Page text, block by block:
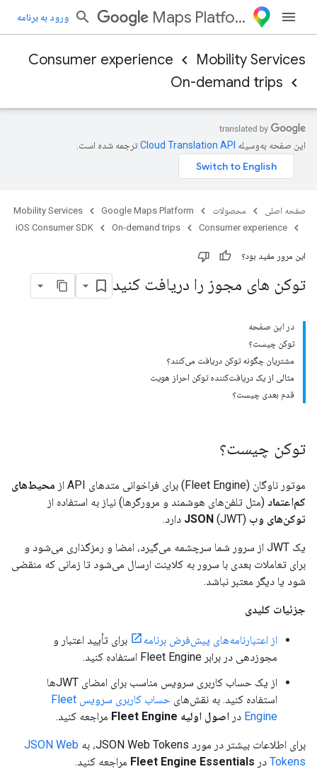
Maps Platform ورود به برنامه
Mobility Services
Consumer experience
On-demand trips
این صفحه به‌وسیله ترجمه شده است.
صفحه اصلی محصولات Google Maps Platform
Mobility Services
Consumer experience
On-demand trips
iOS Consumer SDK
این مرور مفید بود؟
توکن های مجوز را دریافت کنید
در این صفحه
توکن چیست؟
مشتریان چگونه توکن دریافت می‌کنند؟
مثالی از یک دریافت‌کننده توکن احراز هویت
قدم بعدی چیست؟
توکن چیست؟
موتور ناوگان (Fleet Engine) برای فراخوانی متدهای API از
محیط‌های
کم‌اعتماد (مثل تلفن‌های هوشمند و مرورگرها) نیاز به استفاده از
توکن‌های وب JSON (JWT) دارد.
یک JWT از سرور شما سرچشمه می‌گیرد، امضا و رمزگذاری می‌شود و
برای تعاملات بعدی با سرور به کلاینت ارسال می‌شود تا زمانی که منقضی
شود یا دیگر معتبر نباشد.
جزئیات کلیدی
از اعتبارنامه‌های پیش‌فرض برنامه
برای تأیید اعتبار و
مجوزدهی در برابر Fleet Engine استفاده کنید.
از یک حساب کاربری سرویس مناسب برای امضای JWTها
استفاده کنید. به نقش‌های
حساب کاربری سرویس Fleet
Engine در اصول اولیه Fleet Engine مراجعه کنید.
برای اطلاعات بیشتر در مورد JSON Web Tokens، به
JSON Web
Tokens در Fleet Engine Essentials مراجعه کنید.